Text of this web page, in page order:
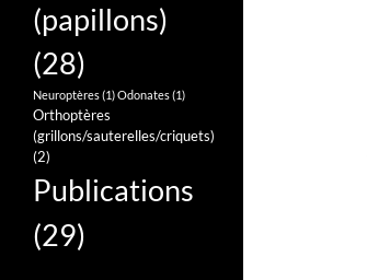
(papillons)
(28)
Neuroptères(1)Odonates(1)
Orthoptères
(grillons/sauterelles/criquets)
(2)
Publications
(29)